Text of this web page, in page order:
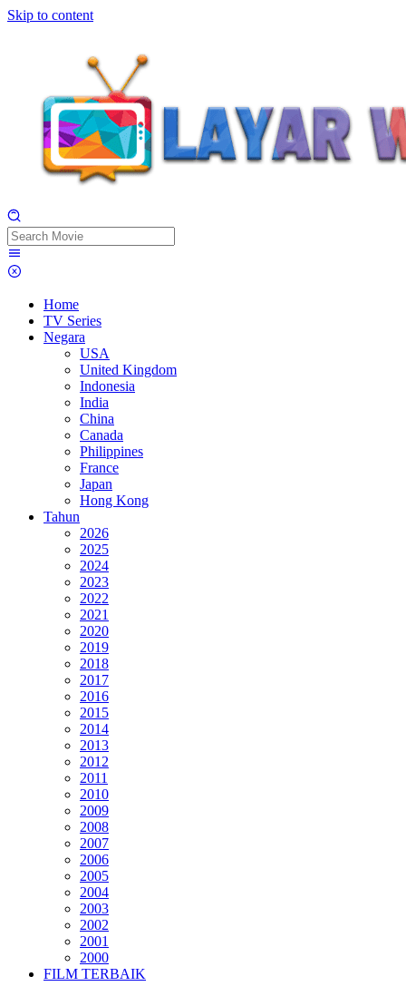
Skip to content
Home
TV Series
Negara
USA
United Kingdom
Indonesia
India
China
Canada
Philippines
France
Japan
Hong Kong
Tahun
2026
2025
2024
2023
2022
2021
2020
2019
2018
2017
2016
2015
2014
2013
2012
2011
2010
2009
2008
2007
2006
2005
2004
2003
2002
2001
2000
FILM TERBAIK